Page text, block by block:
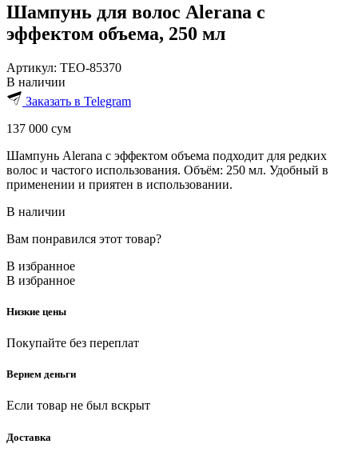
Шампунь для волос Alerana с
эффектом объема, 250 мл
Артикул: TEO-85370
В наличии
Заказать в Telegram
137 000 сум
Шампунь Alerana с эффектом объема подходит для редких
волос и частого использования. Объём: 250 мл. Удобный в
применении и приятен в использовании.
В наличии
Вам понравился этот товар?
В избранное
В избранное
Низкие цены
Покупайте без переплат
Вернем деньги
Если товар не был вскрыт
Доставка